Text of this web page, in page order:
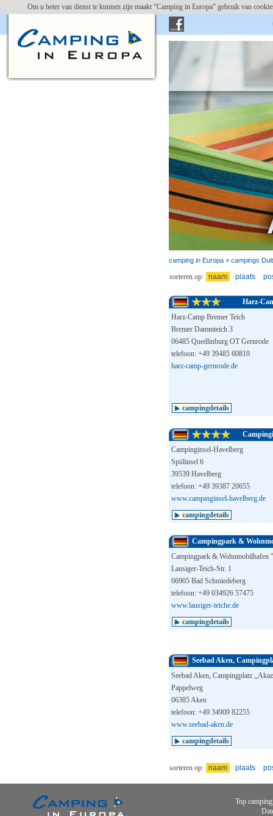
Om u beter van dienst te kunnen zijn maakt “Camping in Europa” gebruik van
camping in Europa » campings
sorteren op: naam plaats
Harz-
Harz-Camp Bremer Teich
Bremer Dammteich 3
06485 Quedlinburg OT Gernrode
telefoon: +49 39485 60810
harz-camp-gernrode.de
campingdetails
Campinginsel-Havelberg
Spülinsel 6
39539 Havelberg
telefoon: +49 39387 20655
www.campinginsel-havelberg.de
campingdetails
Campingpark &
Campingpark & Wohnmobilhafen
Lausiger-Teich-Str. 1
06905 Bad Schmiedeberg
telefoon: +49 034926 57475
www.lausiger-teiche.de
campingdetails
Seebad Aken,
Seebad Aken, Campingplatz
Pappelweg
06385 Aken
telefoon: +49 34909 82255
www.seebad-aken.de
campingdetails
sorteren op: naam plaats
Top